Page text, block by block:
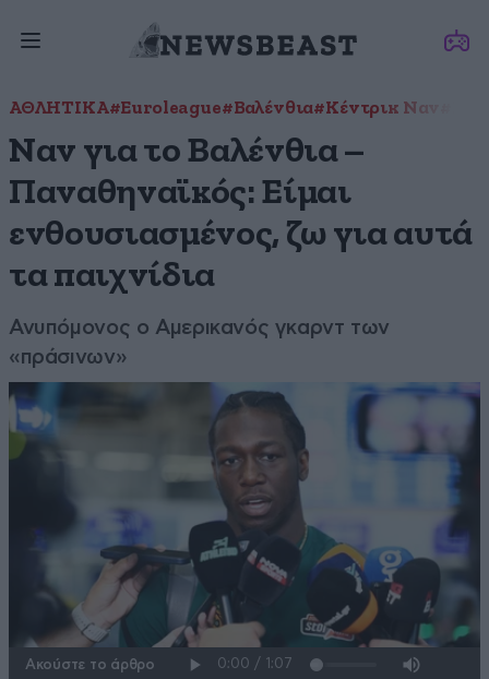
ΑΘΛΗΤΙΚΑ#Euroleague#Βαλένθια#Κέντρικ Ναν
Ναν για το Βαλένθια –
Παναθηναϊκός: Είμαι
ενθουσιασμένος, ζω για αυτά
τα παιχνίδια
Ανυπόμονος ο Αμερικανός γκαρντ των
«πράσινων»
Ακούστε το άρθρο